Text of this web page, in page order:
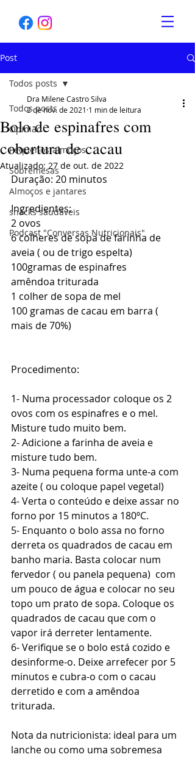
Post
Todos posts
Opinião
Pequenos-almoços
Sobremesas
Almoços e jantares
snacks saudáveis
Podcast "Conversas Nutricionais"
Todos posts
Bolo de espinafres com
cobertura de cacau
Dra Milene Castro Silva
2 de nov. de 2021 1 min de leitura
Atualizado: 27 de out. de 2022
Duração: 20 minutos
Ingredientes:
2 ovos
6 colheres de sopa de farinha de
aveia ( ou de trigo espelta)
100gramas de espinafres
amêndoa triturada
1 colher de sopa de mel
100 gramas de cacau em barra (
mais de 70%)
Procedimento:
1- Numa processador coloque os 2
ovos com os espinafres e o mel.
Misture tudo muito bem.
2- Adicione a farinha de aveia e
misture tudo bem.
3- Numa pequena forma unte-a com
azeite ( ou coloque papel vegetal)
4- Verta o conteúdo e deixe assar no
forno por 15 minutos a 180ºC.
5- Enquanto o bolo assa no forno
derreta os quadrados de cacau em
banho maria. Basta colocar num
fervedor ( ou panela pequena)  com
um pouco de água e colocar no seu
topo um prato de sopa. Coloque os
quadrados de cacau que com o
vapor irá derreter lentamente.
6- Verifique se o bolo está cozido e
desinforme-o. Deixe arrefecer por 5
minutos e cubra-o com o cacau
derretido e com a amêndoa
triturada.
Nota da nutricionista: ideal para um
lanche ou como uma sobremesa